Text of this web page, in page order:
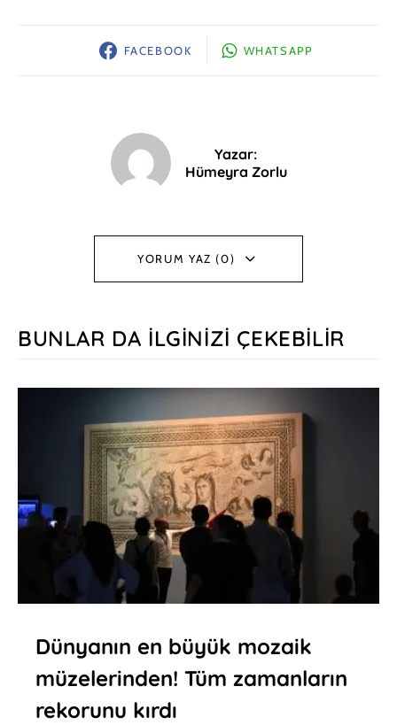
FACEBOOK WHATSAPP
Yazar:
Hümeyra Zorlu
YORUM YAZ (0)
BUNLAR DA İLGINIZI ÇEKEBILIR
Dünyanın en büyük mozaik
müzelerinden! Tüm zamanların
rekorunu kırdı